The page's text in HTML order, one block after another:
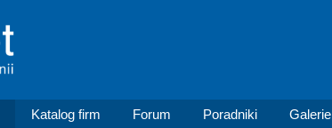
Katalog firm Forum Poradniki Galerie